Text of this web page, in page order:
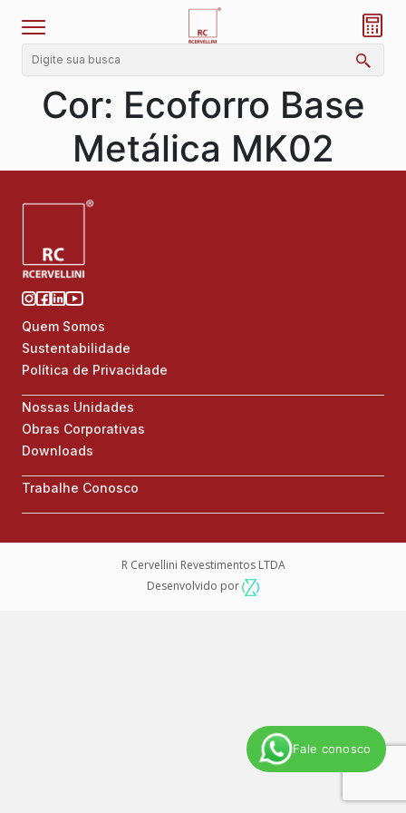
Fale conosco
Cor: Ecoforro Base
Metálica MK02
Quem Somos
Sustentabilidade
Política de Privacidade
Nossas Unidades
Obras Corporativas
Downloads
Trabalhe Conosco
R Cervellini Revestimentos LTDA
Desenvolvido por